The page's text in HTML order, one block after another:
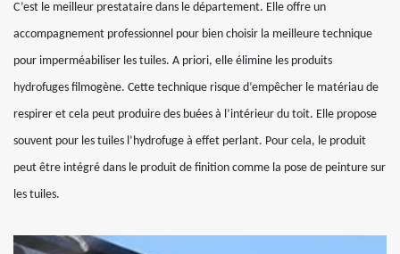
C’est le meilleur prestataire dans le département. Elle offre un
accompagnement professionnel pour bien choisir la meilleure technique
pour imperméabiliser les tuiles. A priori, elle élimine les produits
hydrofuges filmogène. Cette technique risque d’empêcher le matériau de
respirer et cela peut produire des buées à l’intérieur du toit. Elle propose
souvent pour les tuiles l’hydrofuge à effet perlant. Pour cela, le produit
peut être intégré dans le produit de finition comme la pose de peinture sur
les tuiles.